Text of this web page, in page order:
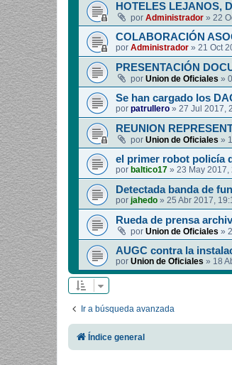
HOTELES LEJANOS,
por Administrador » 22
COLABORACIÓN
por Administrador » 21 Oct
PRESENTACIÓN
por Union de Oficiales »
Se han cargado los
por patrullero » 27 Jul 2017,
REUNION
por Union de Oficiales »
el primer robot policía
por baltico17 » 23 May 2017,
Detectada banda de
por jahedo » 25 Abr 2017,
Rueda de prensa
por Union de Oficiales »
AUGC contra la
por Union de Oficiales » 18
Ir a búsqueda avanzada
Índice general